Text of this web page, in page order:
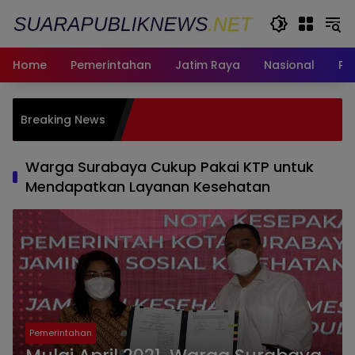
Home
Pemerintahan Jatim Raya Nasional
Breaking News
Fasum
Warga Surabaya Cukup Pakai KTP untuk
Mendapatkan Layanan Kesehatan
Pemerintahan